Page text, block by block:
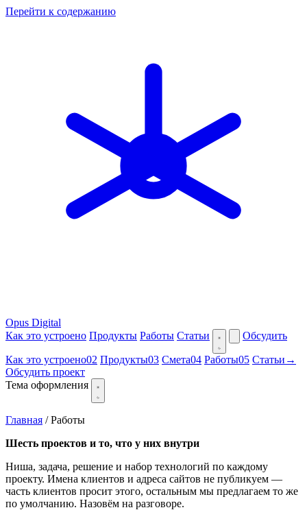
Перейти к содержанию
Opus Digital
Как это устроено Продукты Работы Статьи Обсудить
Как это устроено02 Продукты03 Смета04 Работы05 Статьи →
Обсудить проект
Тема оформления
Главная / Работы
Шесть проектов и то, что у них внутри
Ниша, задача, решение и набор технологий по каждому
проекту. Имена клиентов и адреса сайтов не публикуем —
часть клиентов просит этого, остальным мы предлагаем то же
по умолчанию. Назовём на разговоре.